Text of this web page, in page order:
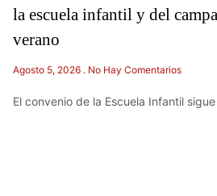
la escuela infantil y del
verano
Agosto 5, 2026 No Hay Comentarios
El convenio de la Escuela Infantil